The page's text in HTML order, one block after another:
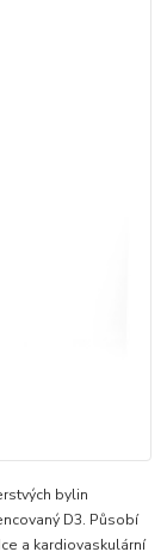
bylin
D3. Působí
a kardiovaskulární